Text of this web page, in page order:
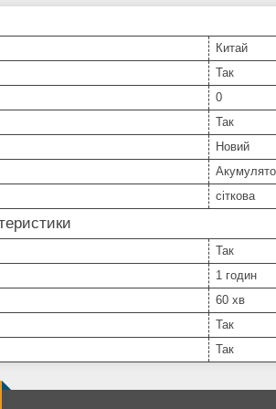
Китай
Так
0
Так
Новий
сіткова
Так
1 годин
60 хв
Так
Так